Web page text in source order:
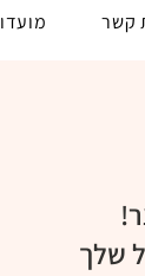
קשר
שלך